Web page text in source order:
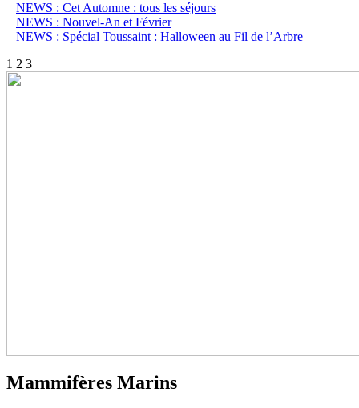
NEWS : Cet Automne : tous les séjours
NEWS : Nouvel-An et Février
NEWS : Spécial Toussaint : Halloween au Fil de l’Arbre
1 2 3
Mammifères Marins